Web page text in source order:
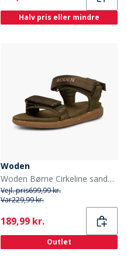
Halv pris eller mindre
Woden
Woden Børne Cirkeline sandaler 295 Dark Olive
Vejl. pris699,99 kr.
Var229,99 kr.
Current
189,99 kr.
Outlet